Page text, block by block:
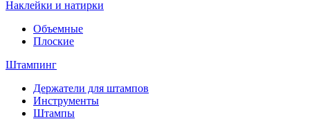
Наклейки и натирки
Объемные
Плоские
Штампинг
Держатели для штампов
Инструменты
Штампы